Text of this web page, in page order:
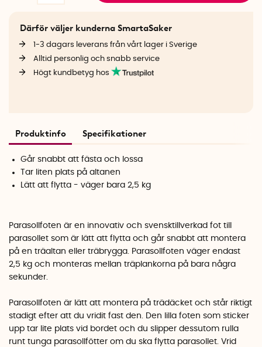
Därför väljer kunderna SmartaSaker
1-3 dagars leverans från vårt lager i Sverige
Alltid personlig och snabb service
Högt kundbetyg hos
Produktinfo Specifikationer
Går snabbt att fästa och lossa
Tar liten plats på altanen
Lätt att flytta - väger bara 2,5 kg
Parasollfoten är en innovativ och svensktillverkad fot till
parasollet som är lätt att flytta och går snabbt att montera
på en träaltan eller träbrygga. Parasollfoten väger endast
2,5 kg och monteras mellan träplankorna på bara några
sekunder.
Parasollfoten är lätt att montera på trädäcket och står riktigt
stadigt efter att du vridit fast den. Den lilla foten som sticker
upp tar lite plats vid bordet och du slipper dessutom rulla
runt tunga parasollfötter om du ska flytta parasollet. Vrid